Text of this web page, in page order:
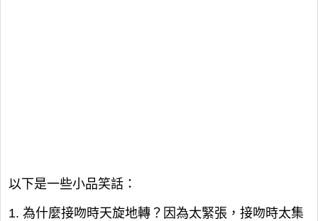
以下是一些小品笑話：
1. 為什麼接吻時天旋地轉？因為太緊張，接吻時太集